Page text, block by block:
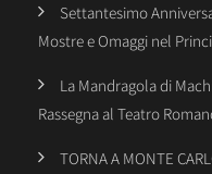
Settantesimo
Mostre e Omaggi nel
La Mandragola di
Rassegna al Teatro
TORNA A MONTE